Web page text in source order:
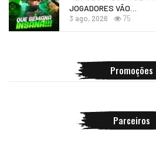
JOGADORES VÃO…
3 ago, 2026 75
Promoções
Parceiros